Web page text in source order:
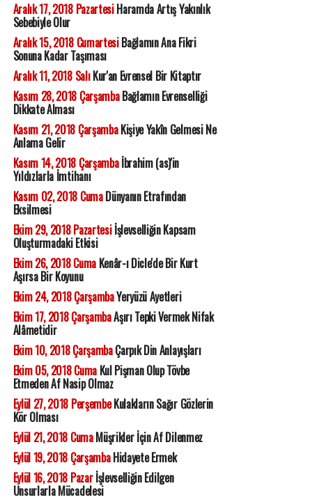
Aralık 17, 2018 PazartesiHaramda Artış Yakınlık
Sebebiyle Olur
Aralık 15, 2018 CumartesiBağlamın Ana Fikri
Sonuna Kadar Taşıması
Aralık 11, 2018 SalıKur'an Evrensel Bir Kitaptır
Kasım 28, 2018 ÇarşambaBağlamın Evrenselliği
Dikkate Alması
Kasım 21, 2018 ÇarşambaKişiye Yakîn Gelmesi Ne
Anlama Gelir
Kasım 14, 2018 Çarşambaİbrahim (as)'in
Yıldızlarla İmtihanı
Kasım 02, 2018 CumaDünyanın Etrafından
Eksilmesi
Ekim 29, 2018 Pazartesiİşlevselliğin Kapsam
Oluşturmadaki Etkisi
Ekim 26, 2018 CumaKenâr-ı Dicle'de Bir Kurt
Aşırsa Bir Koyunu
Ekim 24, 2018 ÇarşambaYeryüzü Ayetleri
Ekim 17, 2018 ÇarşambaAşırı Tepki Vermek Nifak
Alâmetidir
Ekim 10, 2018 ÇarşambaÇarpık Din Anlayışları
Ekim 05, 2018 CumaKul Pişman Olup Tövbe
Etmeden Af Nasip Olmaz
Eylül 27, 2018 PerşembeKulakların Sağır Gözlerin
Kör Olması
Eylül 21, 2018 CumaMüşrikler İçin Af Dilenmez
Eylül 19, 2018 ÇarşambaHidayete Ermek
Eylül 16, 2018 Pazarİşlevselliğin Edilgen
Unsurlarla Mücadelesi